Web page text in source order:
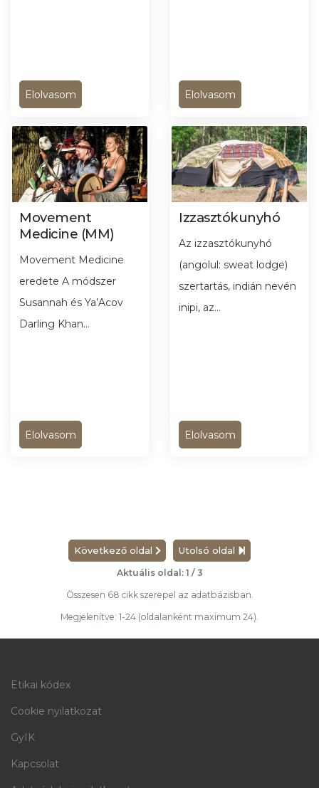
Elolvasom Elolvasom
Movement
Medicine (MM)
Movement Medicine
eredete A módszer
Susannah és Ya’Acov
Darling Khan...
Elolvasom
Izzasztókunyhó
Az izzasztókunyhó
(angolul: sweat lodge)
szertartás, indián nevén
inipi, az...
Elolvasom
Következő oldal Utolsó oldal
Aktuális oldal: 1 / 3
Összesen 68 cikk szerepel az adatbázisban.
Megjelenítve: 1-24 (oldalanként maximum 24).
Etikai kódex
Cookie nyilatkozat
GyIK
Kapcsolat